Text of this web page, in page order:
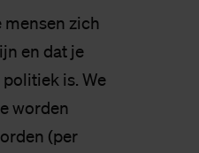
mensen zich
en dat je
is. We
worden
(per